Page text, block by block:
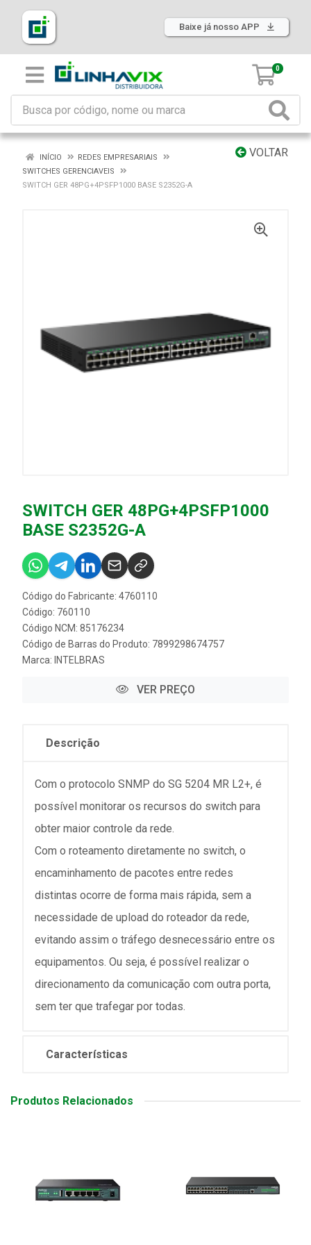
Baixe já nosso APP
0
VOLTAR
INÍCIO
REDES EMPRESARIAIS
SWITCHES GERENCIAVEIS
SWITCH GER 48PG+4PSFP1000 BASE S2352G-A
SWITCH GER 48PG+4PSFP1000
BASE S2352G-A
Código do Fabricante: 4760110
Código: 760110
Código NCM: 85176234
Código de Barras do Produto: 7899298674757
Marca: INTELBRAS
VER PREÇO
Descrição
Com o protocolo SNMP do SG 5204 MR L2+, é
possível monitorar os recursos do switch para
obter maior controle da rede.
Com o roteamento diretamente no switch, o
encaminhamento de pacotes entre redes
distintas ocorre de forma mais rápida, sem a
necessidade de upload do roteador da rede,
evitando assim o tráfego desnecessário entre os
equipamentos. Ou seja, é possível realizar o
direcionamento da comunicação com outra porta,
sem ter que trafegar por todas.
Características
Produtos Relacionados